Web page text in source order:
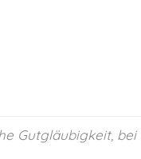
Gutgläubigkeit,